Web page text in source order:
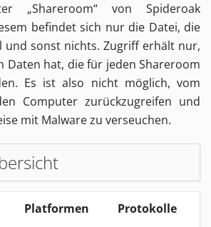
„Shareroom“ von Spideroak
befindet sich nur die Datei, die
und sonst nichts. Zugriff erhält nur,
Daten hat, die für jeden Shareroom
Es ist also nicht möglich, vom
Computer zurückzugreifen und
mit Malware zu verseuchen.
Platformen Protokolle